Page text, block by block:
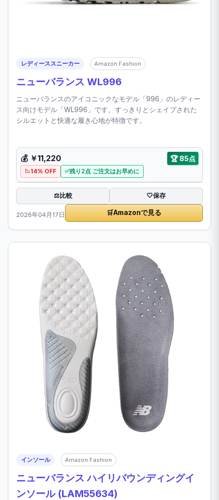
レディーススニーカー Amazon Fashion
ニューバランス WL996
ニューバランスのアイコニックなモデル「996」のレディー
ス向けモデル「WL996」です。すっきりとシェイプされた
シルエットと快適な履き心地が特徴です。
💰 ￥11,220 🏆 85点
14% OFF 残り2点 ご注文はお早めに
⚖️比較 🤍保存
2026年04月17日 🛒Amazonで見る
インソール Amazon Fashion
ニューバランス ハイリバウンディングイ
ンソール (LAM55634)